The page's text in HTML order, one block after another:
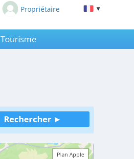
Propriétaire ▼
Tourisme
Plan Apple